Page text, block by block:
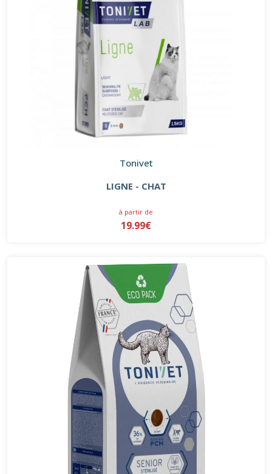
Tonivet
LIGNE - CHAT
à partir de
19.99€